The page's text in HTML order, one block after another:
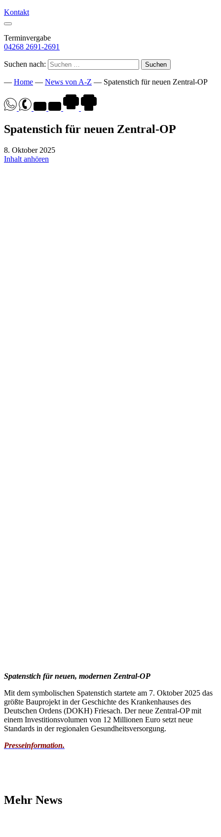
Kontakt
Terminvergabe
04268 2691-2691
Suchen nach:
— Home — News von A-Z — Spatenstich für neuen Zentral-OP
Spatenstich für neuen Zentral-OP
8. Oktober 2025
Inhalt anhören
Spatenstich für neuen, modernen Zentral-OP
Mit dem symbolischen Spatenstich startete am 7. Oktober 2025 das
größte Bauprojekt in der Geschichte des Krankenhauses des
Deutschen Ordens (DOKH) Friesach. Der neue Zentral-OP mit
einem Investitionsvolumen von 12 Millionen Euro setzt neue
Standards in der regionalen Gesundheitsversorgung.
Presseinformation.
Mehr News